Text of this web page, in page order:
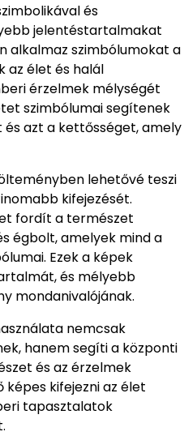
és
jelentéstartalmakat
alkalmaz szimbólumokat a
az élet és halál
érzelmek mélységét
szimbólumai segítenek
és azt a kettősséget, amely
lehetővé teszi
kifejezését.
fordít a természet
égbolt, amelyek mind a
Ezek a képek
és mélyebb
mondanivalójának.
nemcsak
hanem segíti a központi
és az érzelmek
kifejezni az élet
tapasztalatok